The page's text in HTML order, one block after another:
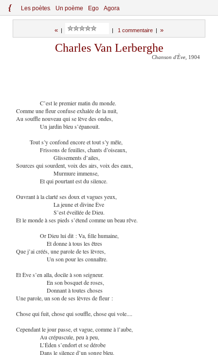
{ Les poètes Un poème Ego Agora
« 1 commentaire »
Charles Van Lerberghe
Chanson d'Ève , 1904
C’est le premier matin du monde.
Comme une fleur confuse exhalée de la nuit,
Au souffle nouveau qui se lève des ondes,
Un jardin bleu s’épanouit.
Tout s’y confond encore et tout s’y mêle,
Frissons de feuilles, chants d’oiseaux,
Glissements d’ailes,
Sources qui sourdent, voix des airs, voix des eaux,
Murmure immense,
Et qui pourtant est du silence.
Ouvrant à la clarté ses doux et vagues yeux,
La jeune et divine Ève
S’est éveillée de Dieu.
Et le monde à ses pieds s’étend comme un beau rêve.
Or Dieu lui dit : Va, fille humaine,
Et donne à tous les êtres
Que j’ai créés, une parole de tes lèvres,
Un son pour les connaître.
Et Ève s’en alla, docile à son seigneur.
En son bosquet de roses,
Donnant à toutes choses
Une parole, un son de ses lèvres de fleur :
Chose qui fuit, chose qui souffle, chose qui vole....
Cependant le jour passe, et vague, comme à l’aube,
Au crépuscule, peu à peu,
L’Éden s’endort et se dérobe
Dans le silence d’un songe bleu.